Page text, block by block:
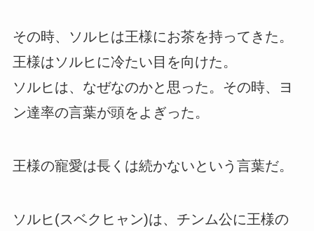
その時、ソルヒは王様にお茶を持ってきた。
王様はソルヒに冷たい目を向けた。
ソルヒは、なぜなのかと思った。その時、ヨ
ン達率の言葉が頭をよぎった。
王様の寵愛は長くは続かないという言葉だ。
ソルヒ(スベクヒャン)は、チンム公に王様の